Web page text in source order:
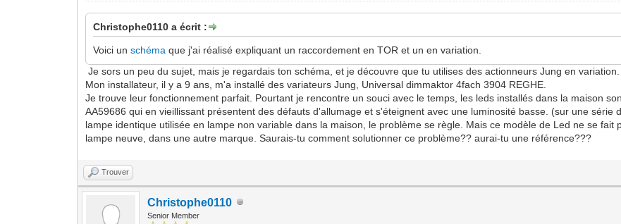
Christophe0110 a écrit :
Voici unschéma que j'ai réalisé expliquant un raccordement en TOR et un en variation.
Je sors un peu du sujet, mais je regardais ton schéma, et je découvre que tu utilises des actionneurs Jung en variation.
Mon installateur, il y a 9 ans, m'a installé des variateurs Jung, Universal dimmaktor 4fach 3904 REGHE.
Je trouve leur fonctionnement parfait. Pourtant je rencontre un souci avec le temps, les leds installés dans la maison
AA59686 qui en vieillissant présentent des défauts d'allumage et s'éteignent avec une luminosité basse. (sur une
lampe identique utilisée en lampe non variable dans la maison, le problème se règle. Mais ce modèle de Led ne se
lampe neuve, dans une autre marque. Saurais-tu comment solutionner ce problème?? aurai-tu une référence???
Trouver
Christophe0110
Senior Member